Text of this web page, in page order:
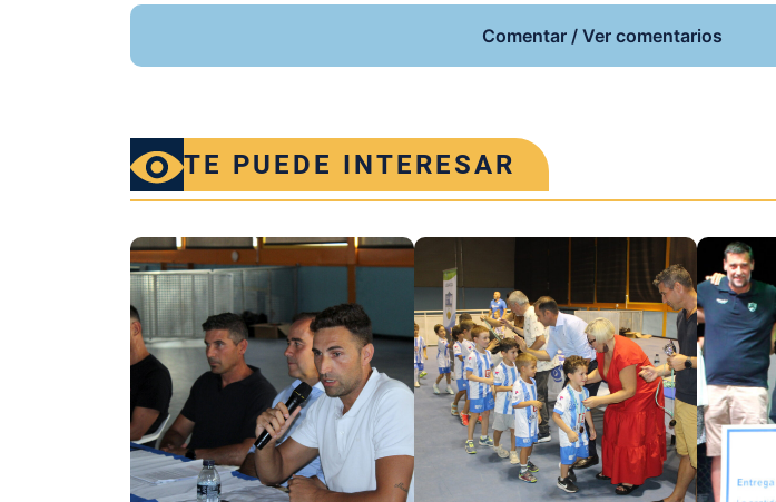
Comentar / Ver comentarios
TE PUEDE INTERESAR